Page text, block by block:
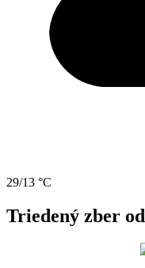
29/13 °C
Triedený zber